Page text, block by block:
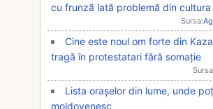
cu frunză lată problemă din
Sursa:
Cine este noul om forte din
tragă în protestatari fără somație
Lista orașelor din lume, unde
moldovenesc